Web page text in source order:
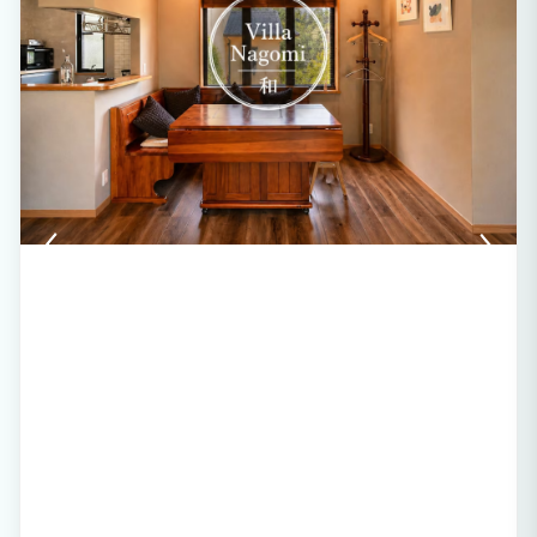
のご利用には別途料金を頂戴しており、炭のお持ち込み・レンタルの有無により料金が
異なります）。 キッチンには、小型食器洗浄機、グリル付きガスコンロ、大容量冷蔵
庫、調理器具、食器類を備えております。室内でのお食事はもちろん、屋外でのBBQ
やガーデンダイニングの準備にも便利です。 寝室は2部屋ございます。 2階のマスタ
ーベッドルームには、シングルベッド2台をご用意しております。海岸線を望む開放的
なお部屋で、2階専用トイレもございます。 もう一部屋は落ち着いた和室で、畳の上に
お布団を敷いてお休みいただけます。 リビングは、大きな窓から自然光が入る広々と
した空間です。ソファベッドもあり、ご家族での団らんやお子様の遊び場としても快適
にお使いいただけます。 浴室では、貸切で天然温泉をお楽しみいただけます。泉質は
カルシウム－硫酸塩温泉です。自然に囲まれた静かな空間で、旅の疲れをゆっくりと癒
してください。洗濯機付きのランドリースペースもございます。 Wi-Fi、エアコンも完
備しており、短期滞在はもちろん、長期滞在やテレワークにも快適にご利用いただけま
す。 周辺では、リスや、運が良ければクジャクに出会えることもあります。大室山や
「さくらの里」周辺を、愛犬とお散歩するのもおすすめです。 ペット同伴も可能で